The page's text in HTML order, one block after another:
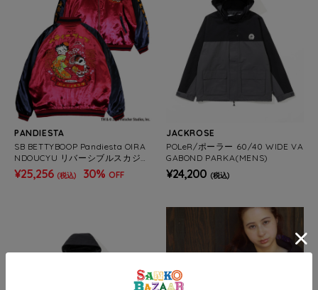
PANDIESTA
SB BETTYBOOP Pandiesta OIRA
NDOUCYU リバーシブルスカジャ
ン ワイン（516850 MENS/WOM
ENS)
¥25,256 (税込) 30% OFF
JACKROSE
POLeR/ポーラー 60/40 WIDE VA
GABOND PARKA(MENS)
¥24,200 (税込)